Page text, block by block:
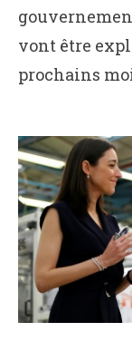
vont être
prochains